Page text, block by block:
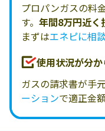
プロパンガスの料
す。 年間8万円近く
まずはエネピに相
使用状況が分
ガスの請求書が手
ーションで適正金